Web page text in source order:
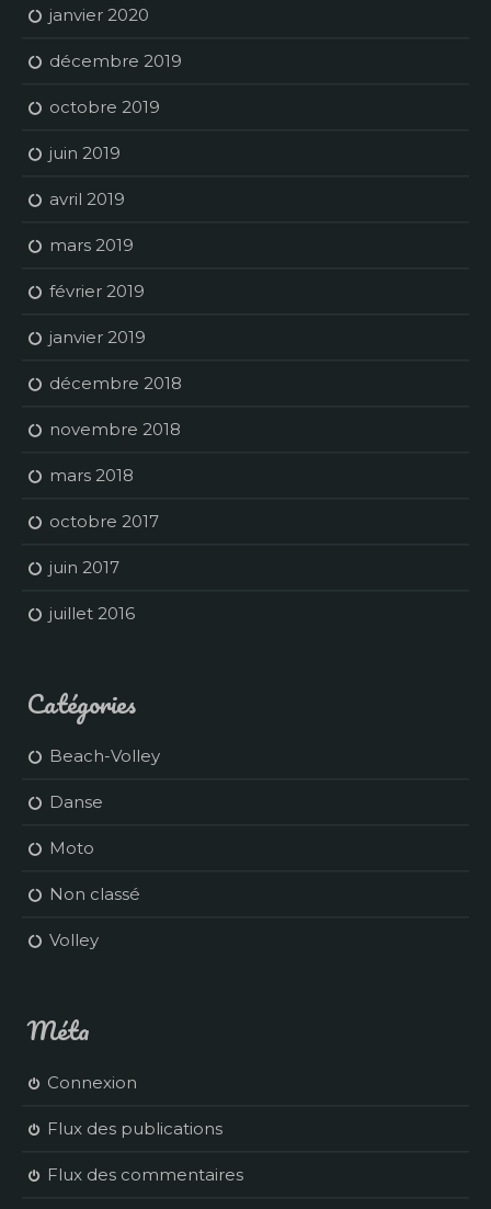
janvier 2020
décembre 2019
octobre 2019
juin 2019
avril 2019
mars 2019
février 2019
janvier 2019
décembre 2018
novembre 2018
mars 2018
octobre 2017
juin 2017
juillet 2016
Catégories
Beach-Volley
Danse
Moto
Non classé
Volley
Méta
Connexion
Flux des publications
Flux des commentaires